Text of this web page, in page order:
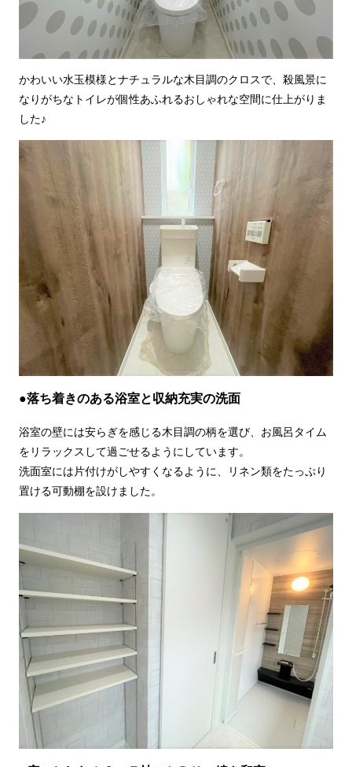
かわいい水玉模様とナチュラルな木目調のクロスで、殺風景に
なりがちなトイレが個性あふれるおしゃれな空間に仕上がりま
した♪
●落ち着きのある浴室と収納充実の洗面
浴室の壁には安らぎを感じる木目調の柄を選び、お風呂タイム
をリラックスして過ごせるようにしています。
洗面室には片付けがしやすくなるように、リネン類をたっぷり
置ける可動棚を設けました。